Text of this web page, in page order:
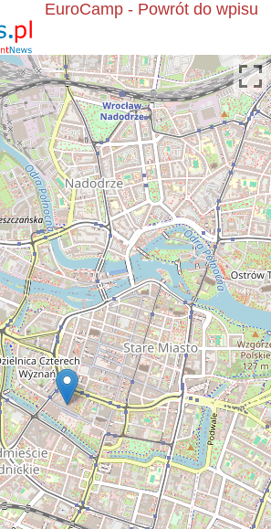
EuroCamp - Powrót do wpisu